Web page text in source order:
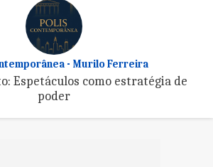
- Murilo Ferreira
Espetáculos como estratégia de
poder